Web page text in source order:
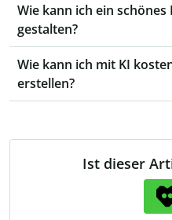
Wie kann ich ein
gestalten?
Wie kann ich mit KI
erstellen?
Ist dieser